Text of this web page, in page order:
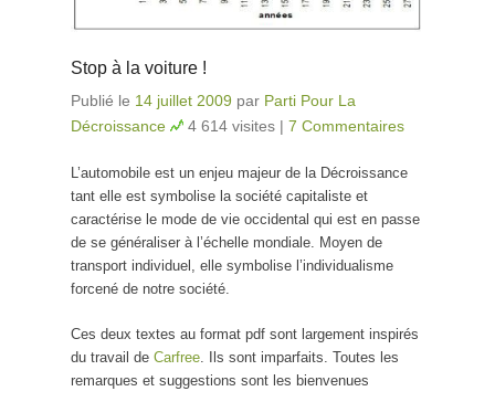
Stop à la voiture !
Publié le 14 juillet 2009 par Parti Pour La
Décroissance
4 614 visites | 7 Commentaires
L’automobile est un enjeu majeur de la Décroissance
tant elle est symbolise la société capitaliste et
caractérise le mode de vie occidental qui est en passe
de se généraliser à l’échelle mondiale. Moyen de
transport individuel, elle symbolise l’individualisme
forcené de notre société.
Ces deux textes au format pdf sont largement inspirés
du travail de Carfree. Ils sont imparfaits. Toutes les
remarques et suggestions sont les bienvenues